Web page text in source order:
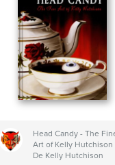
Head Candy - The
Art of Kelly Hutchison
De Kelly Hutchison